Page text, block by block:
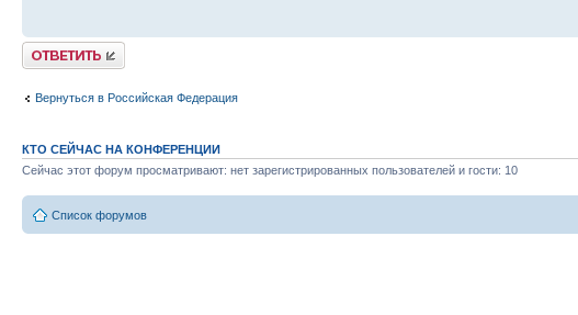
Ответить
Вернуться в Российская Федерация
КТО СЕЙЧАС НА КОНФЕРЕНЦИИ
Сейчас этот форум просматривают: нет зарегистрированных пользователей и гости: 10
Список форумов